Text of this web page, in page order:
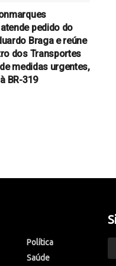
pedido do
Braga e reúne
dos Transportes
medidas urgentes,
BR-319
Política
Saúde